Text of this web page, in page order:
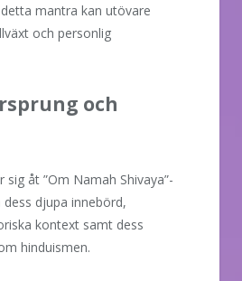
mantra kan utövare
och personlig
och
åt ”Om Namah Shivaya”-
djupa innebörd,
kontext samt dess
hinduismen.